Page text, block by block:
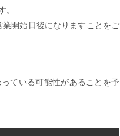
。
開始日後になりますことをご
ている可能性があることを予